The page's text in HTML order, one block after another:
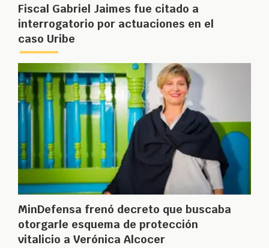
Fiscal Gabriel Jaimes fue citado a
interrogatorio por actuaciones en el
caso Uribe
MinDefensa frenó decreto que buscaba
otorgarle esquema de protección
vitalicio a Verónica Alcocer